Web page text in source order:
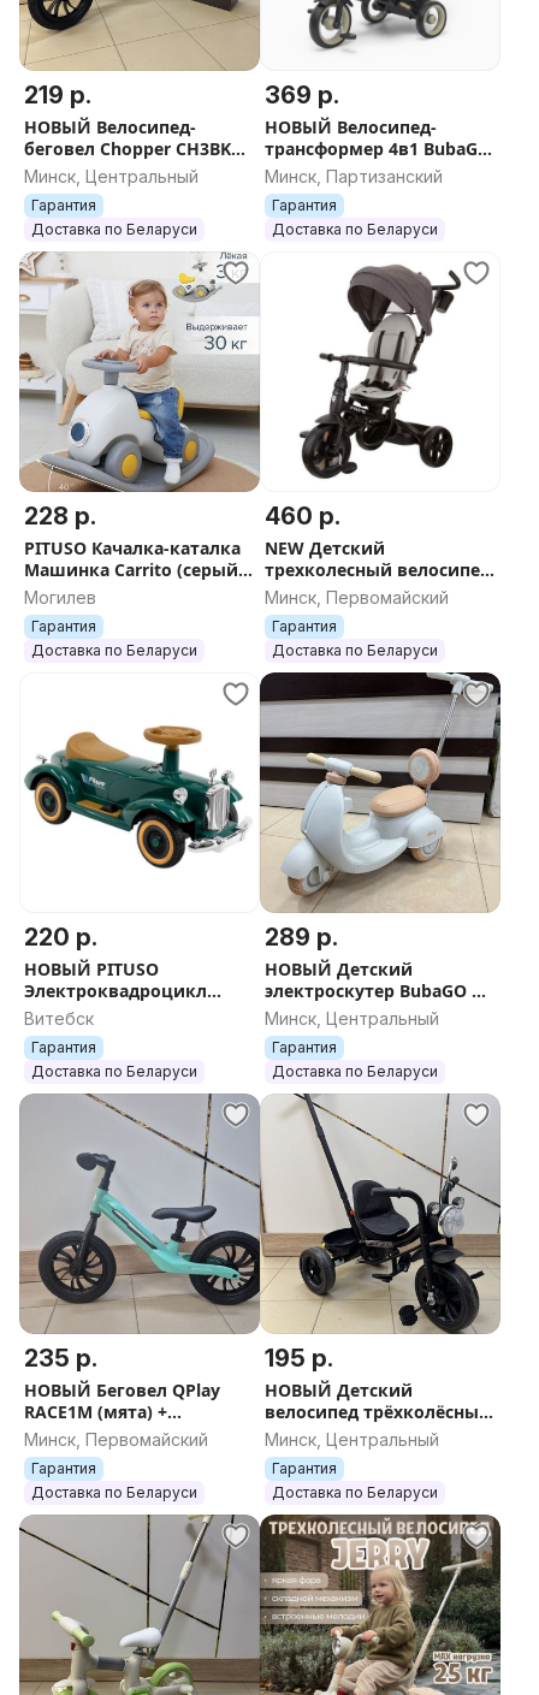
219 р.
НОВЫЙ Велосипед-
беговел Chopper CH3BK
(2025) + БЕСПЛАТНАЯ
отправка
Минск, Центральный
Гарантия
Доставка по Беларуси
369 р.
НОВЫЙ Велосипед-
трансформер 4в1 BubaGO
Marco + ДОСТАВКА
Минск, Партизанский
Гарантия
Доставка по Беларуси
228 р.
PITUSO Качалка-каталка
Машинка Carrito (серый,
синий) + БЕСПЛАТНАЯ
отправка по РБ
Могилев
Гарантия
Доставка по Беларуси
460 р.
NEW Детский
трехколесный велосипед
с ручкой управления
Qplay Prime2 + ДОСТАВКА
Минск, Первомайский
Гарантия
Доставка по Беларуси
220 р.
НОВЫЙ PITUSO
Электроквадроцикл
(мобиль) Ретро Red/
Красный + БЕСПЛАТНАЯ
отправка
Витебск
Гарантия
Доставка по Беларуси
289 р.
НОВЫЙ Детский
электроскутер BubaGO BG
165 Bicly + БЕСПЛАТНАЯ
отправка
Минск, Центральный
Гарантия
Доставка по Беларуси
235 р.
НОВЫЙ Беговел QPlay
RACE1M (мята) +
БЕСПЛАТНАЯ отправка
Минск, Первомайский
Гарантия
Доставка по Беларуси
195 р.
НОВЫЙ Детский
велосипед трёхколёсный
Trike Formula F9 +
Отправка по РБ
Минск, Центральный
Гарантия
Доставка по Беларуси